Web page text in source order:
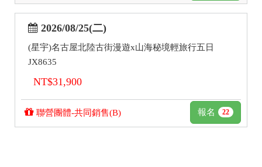
2026/08/25(二)
(星宇)名古屋北陸古街漫遊x山海秘境輕旅行五日
JX8635
NT$31,900
報名 22
聯營團體-共同銷售(B)